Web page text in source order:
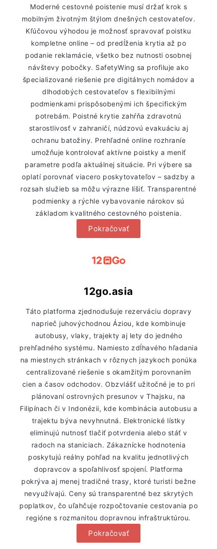
Moderné cestovné poistenie musí držať krok s
mobilným životným štýlom dnešných cestovateľov.
Kľúčovou výhodou je možnosť spravovať poistku
kompletne online – od predĺženia krytia až po
podanie reklamácie, všetko bez nutnosti osobnej
návštevy pobočky. SafetyWing sa profiluje ako
špecializované riešenie pre digitálnych nomádov a
dlhodobých cestovateľov s flexibilnými
podmienkami prispôsobenými ich špecifickým
potrebám. Poistné krytie zahŕňa zdravotnú
starostlivosť v zahraničí, núdzovú evakuáciu aj
ochranu batožiny. Prehľadné online rozhraníe
umožňuje kontrolovať aktívne poistky a meniť
parametre podľa aktuálnej situácie. Pri výbere sa
oplatí porovnať viacero poskytovateľov – sadzby a
rozsah služieb sa môžu výrazne líšiť. Transparentné
podmienky a rýchle vybavovanie nárokov sú
základom kvalitného cestovného poistenia.
Pokračovať
12go.asia
Táto platforma zjednodušuje rezerváciu dopravy
naprieč juhovýchodnou Áziou, kde kombinuje
autobusy, vlaky, trajekty aj lety do jedného
prehľadného systému. Namiesto zdĺhavého hľadania
na miestnych stránkach v rôznych jazykoch ponúka
centralizované riešenie s okamžitým porovnaním
cien a časov odchodov. Obzvlášť užitočné je to pri
plánovaní ostrovných presunov v Thajsku, na
Filipínach či v Indonézii, kde kombinácia autobusu a
trajektu býva nevyhnutná. Elektronické lístky
eliminujú nutnosť tlačiť potvrdenia alebo stáť v
radoch na staniciach. Zákaznícke hodnotenia
poskytujú reálny pohľad na kvalitu jednotlivých
dopravcov a spoľahlivosť spojení. Platforma
pokrýva aj menej tradičné trasy, ktoré turisti bežne
nevyužívajú. Ceny sú transparentné bez skrytých
poplatkov, čo uľahčuje rozpočtovanie cestovania po
regióne s rozmanitou dopravnou infraštruktúrou.
Pokračovať